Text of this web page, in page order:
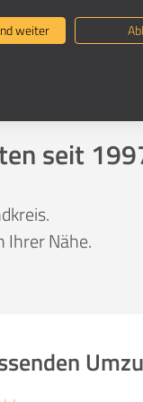
seit
Nähe.
weiter